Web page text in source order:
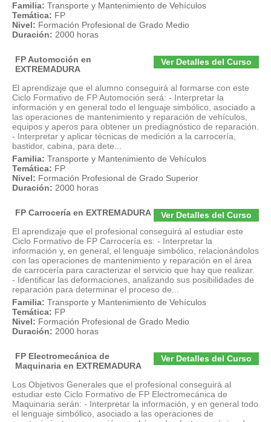
Familia: Transporte y Mantenimiento de Vehículos
Temática: FP
Nivel: Formación Profesional de Grado Medio
Duración: 2000 horas
Ver Detalles del Curso
FP Automoción en
EXTREMADURA
El aprendizaje que el alumno conseguirá al formarse con este
Ciclo Formativo de FP Automoción será: - Interpretar la
información y en general todo el lenguaje simbólico, asociado a
las operaciones de mantenimiento y reparación de vehículos,
equipos y aperos para obtener un prediagnóstico de reparación.
- Interpretar y aplicar técnicas de medición a la carrocería,
bastidor, cabina, para dete...
Familia: Transporte y Mantenimiento de Vehículos
Temática: FP
Nivel: Formación Profesional de Grado Superior
Duración: 2000 horas
Ver Detalles del Curso
FP Carrocería en EXTREMADURA
El aprendizaje que el profesional conseguirá al estudiar este
Ciclo Formativo de FP Carrocería es: - Interpretar la
información y, en general, el lenguaje simbólico, relacionándolos
con las operaciones de mantenimiento y reparación en el área
de carrocería para caracterizar el servicio que hay que realizar.
- Identificar las deformaciones, analizando sus posibilidades de
reparación para determinar el proceso de...
Familia: Transporte y Mantenimiento de Vehículos
Temática: FP
Nivel: Formación Profesional de Grado Medio
Duración: 2000 horas
Ver Detalles del Curso
FP Electromecánica de
Maquinaria en EXTREMADURA
Los Objetivos Generales que el profesional conseguirá al
estudiar este Ciclo Formativo de FP Electromecánica de
Maquinaria serán: - Interpretar la información, y en general todo
el lenguaje simbólico, asociado a las operaciones de